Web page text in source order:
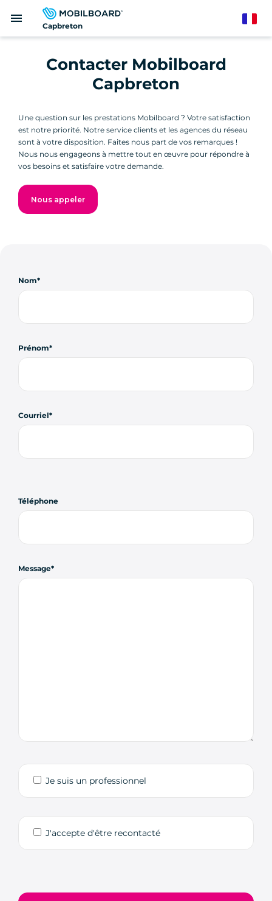
Capbreton
menu
Contacter Mobilboard
Capbreton
Une question sur les prestations Mobilboard ? Votre satisfaction
est notre priorité. Notre service clients et les agences du réseau
sont à votre disposition. Faites nous part de vos remarques !
Nous nous engageons à mettre tout en œuvre pour répondre à
vos besoins et satisfaire votre demande.
Nous appeler
Nom
Prénom
Courriel
Téléphone
Message
Je suis un professionnel
J'accepte d'être recontacté